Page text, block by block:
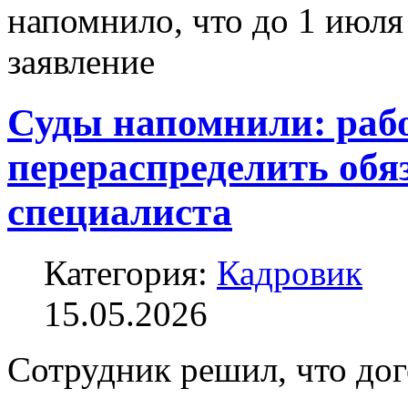
напомнило, что до 1 июля
заявление
Суды напомнили:
перераспределить
специалиста
Категория: Кадровик
15.05.2026
Сотрудник решил, что